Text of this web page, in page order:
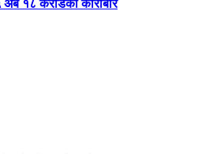
१८ करोडको कारोबार